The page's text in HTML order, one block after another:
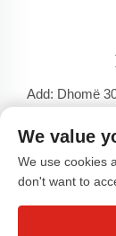
Add: Dhomë
Tel: +86-
E-mail:[email
Të drejtat e
We value
We use cookies
don't want to